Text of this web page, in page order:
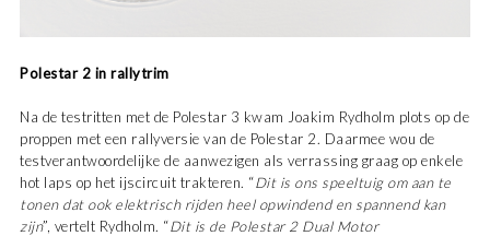
Polestar 2 in rallytrim
Na de testritten met de Polestar 3 kwam Joakim Rydholm plots op de
proppen met een rallyversie van de Polestar 2. Daarmee wou de
testverantwoordelijke de aanwezigen als verrassing graag op enkele
hot laps op het ijscircuit trakteren. “Dit is ons speeltuig om aan te
tonen dat ook elektrisch rijden heel opwindend en spannend kan
zijn”, vertelt Rydholm. “Dit is de Polestar 2 Dual Motor